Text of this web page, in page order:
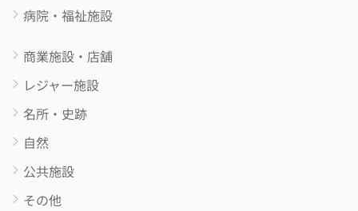
病院・福祉施設
商業施設・店舗
レジャー施設
名所・史跡
自然
公共施設
その他